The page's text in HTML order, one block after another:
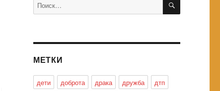
МЕТКИ
дети доброта драка дружба
дтп